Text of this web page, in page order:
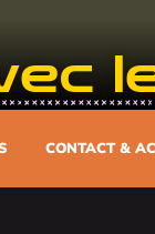
CONTACT &